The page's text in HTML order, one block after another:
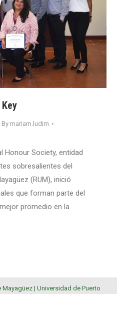
By mariam.ludim
Honour Society, entidad
sobresalientes del
(RUM), inició
que forman parte del
promedio en la
| Universidad de Puerto